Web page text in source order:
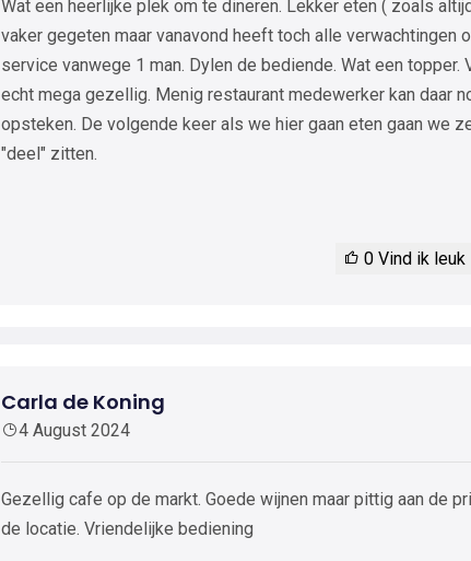
Wat een heerlijke plek om te dineren. Lekker eten ( zoals
vaker gegeten maar vanavond heeft toch alle verwachtingen
service vanwege 1 man. Dylen de bediende. Wat een topper.
echt mega gezellig. Menig restaurant medewerker kan daar
opsteken. De volgende keer als we hier gaan eten gaan we
"deel" zitten.
0 Vind ik leuk
Carla de Koning
4 August 2024
Gezellig cafe op de markt. Goede wijnen maar pittig aan de
de locatie. Vriendelijke bediening